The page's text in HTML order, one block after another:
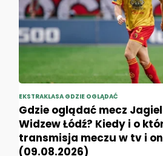
EKSTRAKLASA GDZIE OGLĄDAĆ
Gdzie oglądać mecz
Widzew Łódź? Kiedy i o
transmisja meczu w tv i
(09.08.2026)